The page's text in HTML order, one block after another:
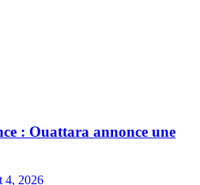
: Ouattara annonce une
4, 2026